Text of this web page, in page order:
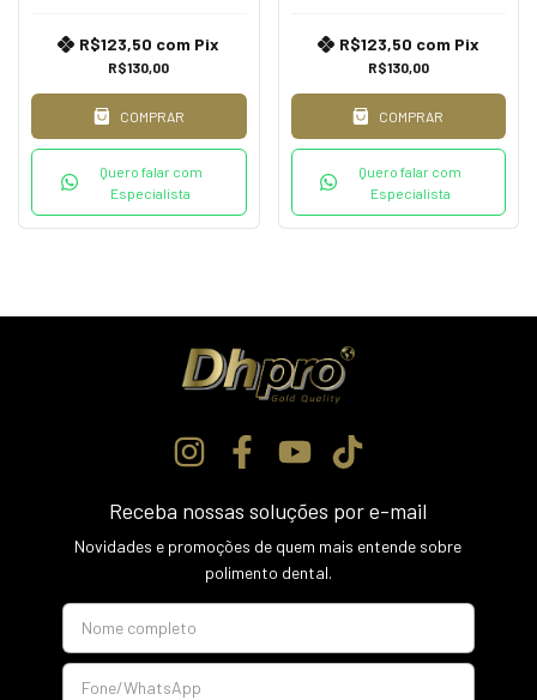
R$130,00
R$123,50 com Pix
COMPRAR
Quero falar com
Especialista
R$130,00
R$123,50 com Pix
COMPRAR
Quero falar com
Especialista
Receba nossas soluções por e-mail
Novidades e promoções de quem mais entende sobre
polimento dental.